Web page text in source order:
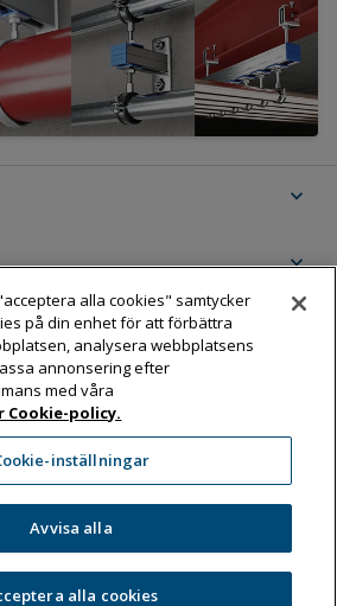
expand_more
expand_more
Dahl Sverige AB
161 11 BROMMA
08-583 595 00
alla cookies" samtycker
på din enhet för att förbättra
analysera webbplatsens
annonsering efter
med våra
Cookie-policy.
inställningar
Avvisa alla
alla cookies